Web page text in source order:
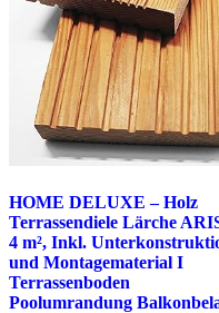
HOME DELUXE – Holz
Terrassendiele Lärche
4 m², Inkl.
und Montagematerial I
Terrassenboden
Poolumrandung